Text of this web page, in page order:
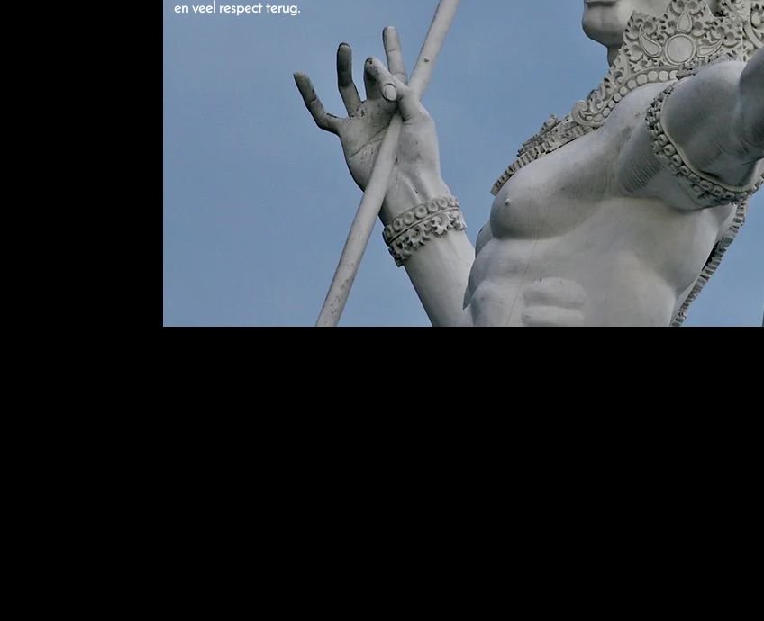
en veel respect terug.